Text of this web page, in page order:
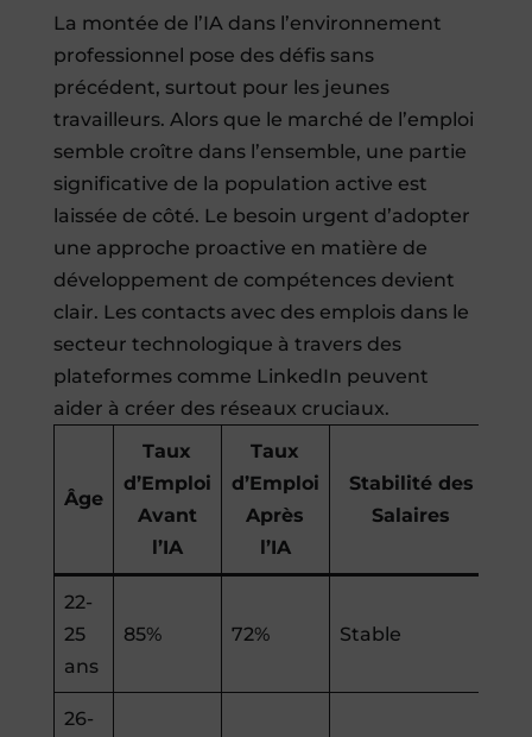
La montée de l’IA dans l’environnement
professionnel pose des défis sans
précédent, surtout pour les jeunes
travailleurs. Alors que le marché de l’emploi
semble croître dans l’ensemble, une partie
significative de la population active est
laissée de côté. Le besoin urgent d’adopter
une approche proactive en matière de
développement de compétences devient
clair. Les contacts avec des emplois dans le
secteur technologique à travers des
plateformes comme LinkedIn peuvent
aider à créer des réseaux cruciaux.
Âge
Taux
d’Emploi
Avant
l’IA
Taux
d’Emploi
Après
l’IA
Stabilité des
Salaires
22-
25
ans
85% 72% Stable
26-